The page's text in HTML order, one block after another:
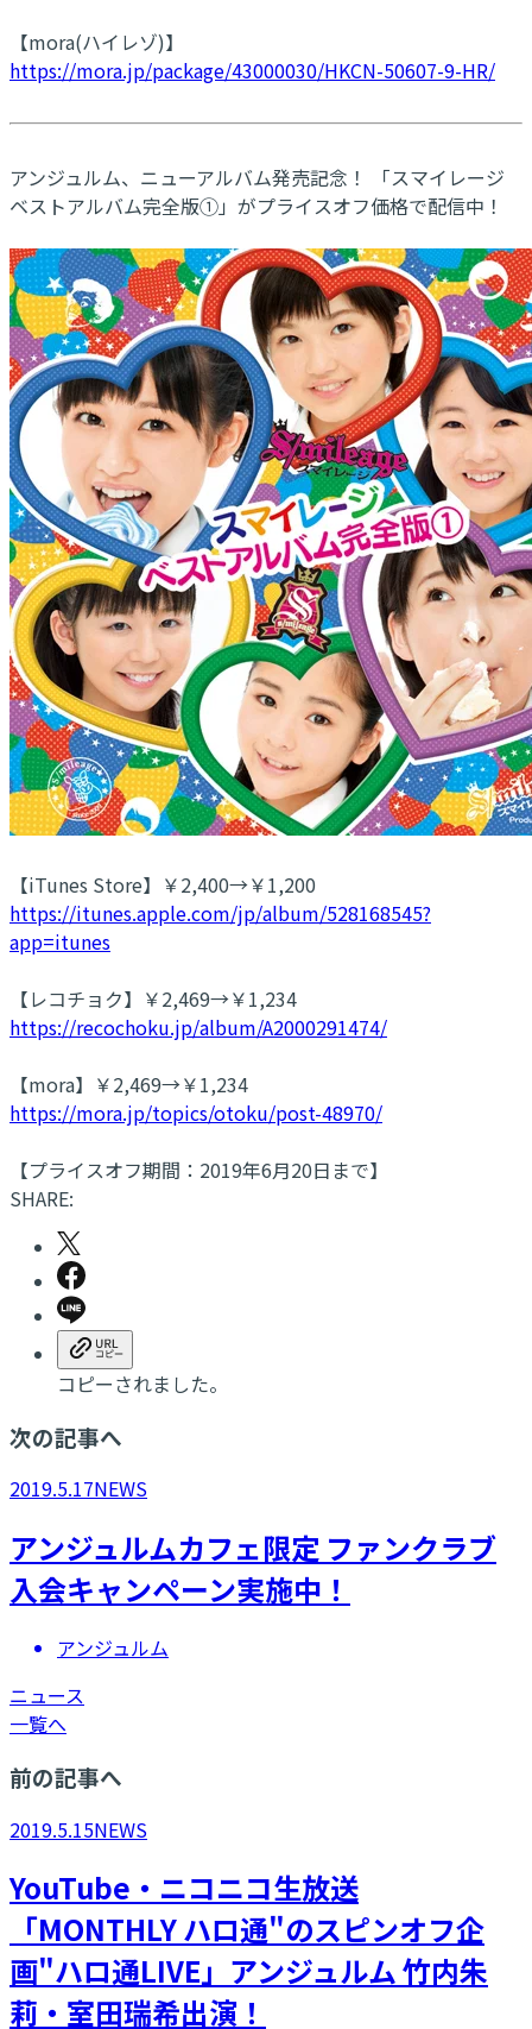
【mora(ハイレゾ)】
https://mora.jp/package/43000030/HKCN-50607-9-HR/
アンジュルム、ニューアルバム発売記念！ 「スマイレージ
ベストアルバム完全版①」がプライスオフ価格で配信中！
【iTunes Store】￥2,400→￥1,200
https://itunes.apple.com/jp/album/528168545?
app=itunes
【レコチョク】￥2,469→￥1,234
https://recochoku.jp/album/A2000291474/
【mora】￥2,469→￥1,234
https://mora.jp/topics/otoku/post-48970/
【プライスオフ期間：2019年6月20日まで】
SHARE:
コピーされました。
次の記事へ
2019.5.17NEWS
アンジュルムカフェ限定 ファンクラブ
入会キャンペーン実施中！
アンジュルム
ニュース
一覧へ
前の記事へ
2019.5.15NEWS
YouTube・ニコニコ生放送
「MONTHLY ハロ通"のスピンオフ企
画"ハロ通LIVE」アンジュルム 竹内朱
莉・室田瑞希出演！